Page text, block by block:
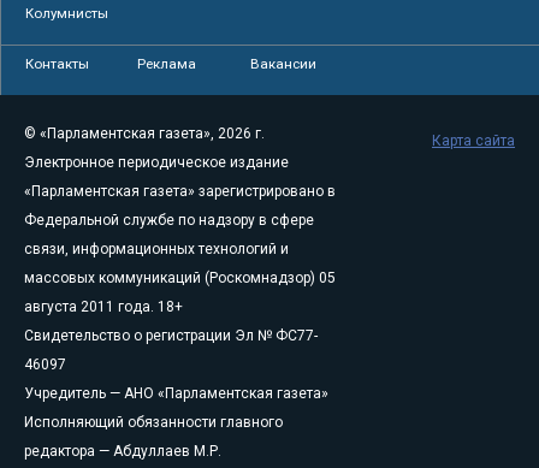
Колумнисты
Контакты Реклама Вакансии
© «Парламентская газета», 2026 г.
Электронное периодическое издание
«Парламентская газета» зарегистрировано в
Федеральной службе по надзору в сфере
связи, информационных технологий и
массовых коммуникаций (Роскомнадзор) 05
августа 2011 года. 18+
Свидетельство о регистрации Эл № ФС77-
46097
Учредитель — АНО «Парламентская газета»
Исполняющий обязанности главного
редактора — Абдуллаев М.Р.
Карта сайта